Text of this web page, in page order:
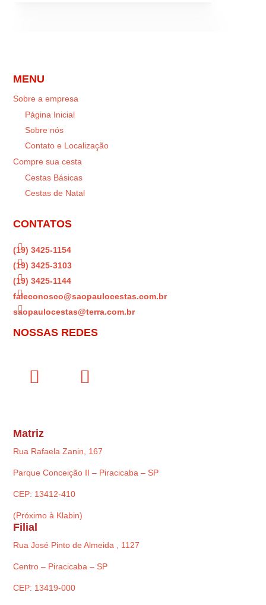
MENU
Sobre a empresa
Página Inicial
Sobre nós
Contato e Localização
Compre sua cesta
Cestas Básicas
Cestas de Natal
CONTATOS

(19) 3425-1154

(19) 3425-3103

(19) 3425-1144

faleconosco@saopaulocestas.com.br

saopaulocestas@terra.com.br
NOSSAS REDES
Matriz
Rua Rafaela Zanin, 167
Parque Conceição II – Piracicaba – SP
CEP: 13412-410
(Próximo à Klabin)
Filial
Rua José Pinto de Almeida , 1127
Centro – Piracicaba – SP
CEP: 13419-000